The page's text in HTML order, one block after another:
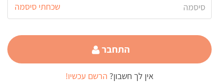
שכחתי סיסמה
התחבר
אין לך חשבון? הרשם עכשיו!